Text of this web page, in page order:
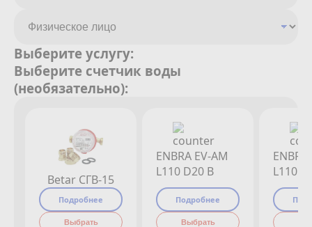
Выберите услугу:
Выберите счетчик воды
(необязательно):
Betar СГВ-15
Подробнее
Выбрать
ENBRA EV-AM
L110 D20 B
Подробнее
Выбрать
L110